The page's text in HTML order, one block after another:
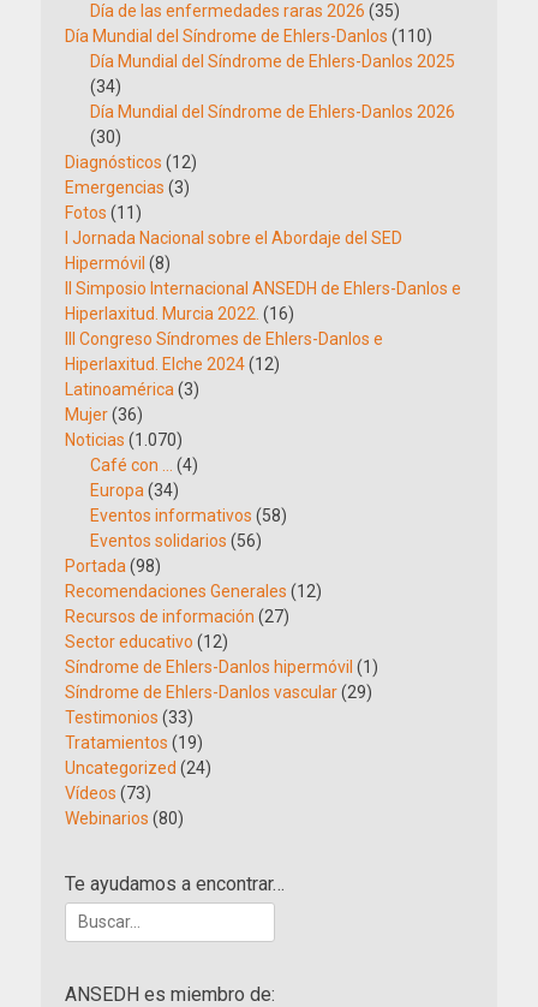
Día de las enfermedades raras 2026 (35)
Día Mundial del Síndrome de Ehlers-Danlos (110)
Día Mundial del Síndrome de Ehlers-Danlos 2025
(34)
Día Mundial del Síndrome de Ehlers-Danlos 2026
(30)
Diagnósticos (12)
Emergencias (3)
Fotos (11)
I Jornada Nacional sobre el Abordaje del SED
Hipermóvil (8)
II Simposio Internacional ANSEDH de Ehlers-Danlos e
Hiperlaxitud. Murcia 2022. (16)
III Congreso Síndromes de Ehlers-Danlos e
Hiperlaxitud. Elche 2024(12)
Latinoamérica (3)
Mujer(36)
Noticias (1.070)
Café con …
(4)
Europa (34)
Eventos informativos (58)
Eventos solidarios (56)
Portada (98)
Recomendaciones Generales (12)
Recursos de información (27)
Sector educativo (12)
Síndrome de Ehlers-Danlos hipermóvil (1)
Síndrome de Ehlers-Danlos vascular(29)
Testimonios (33)
Tratamientos (19)
Uncategorized (24)
Vídeos (73)
Webinarios (80)
Te ayudamos a encontrar…
Buscar:
ANSEDH es miembro de: